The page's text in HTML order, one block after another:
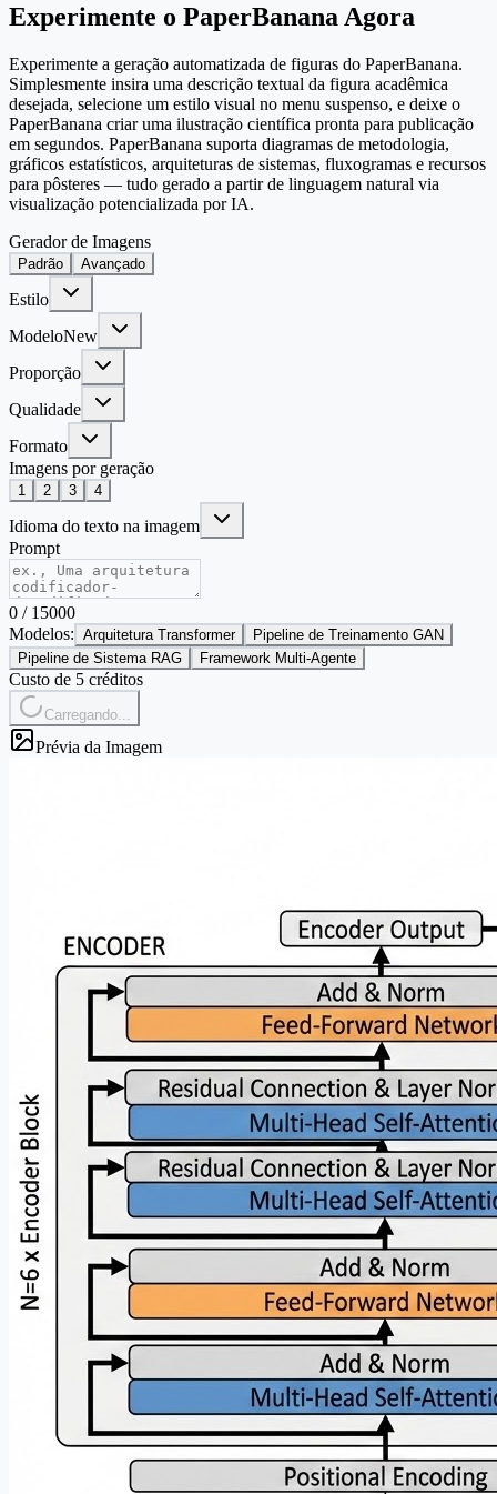
Experimente o PaperBanana Agora
Experimente a geração automatizada de figuras do PaperBanana.
Simplesmente insira uma descrição textual da figura acadêmica
desejada, selecione um estilo visual no menu suspenso, e deixe o
PaperBanana criar uma ilustração científica pronta para publicação
em segundos. PaperBanana suporta diagramas de metodologia,
gráficos estatísticos, arquiteturas de sistemas, fluxogramas e recursos
para pôsteres — tudo gerado a partir de linguagem natural via
visualização potencializada por IA.
Gerador de Imagens
Padrão Avançado
Estilo
ModeloNew
Proporção
Qualidade
Formato
Imagens por geração
1 2 3 4
Idioma do texto na imagem
Prompt
0 / 15000
Modelos: Arquitetura Transformer
Pipeline de Treinamento GAN
Pipeline de Sistema RAG
Framework Multi-Agente
Custo de 5 créditos
Carregando...
Prévia da Imagem